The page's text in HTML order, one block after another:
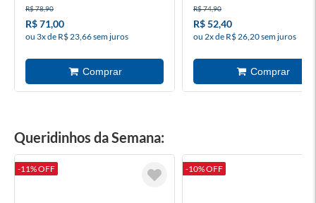
R$ 78,90
R$ 71,00
ou 3x de R$ 23,66 sem juros
R$ 74,90
R$ 52,40
ou 2x de R$ 26,20 sem juros
Queridinhos da Semana:
-11% OFF -10% OFF